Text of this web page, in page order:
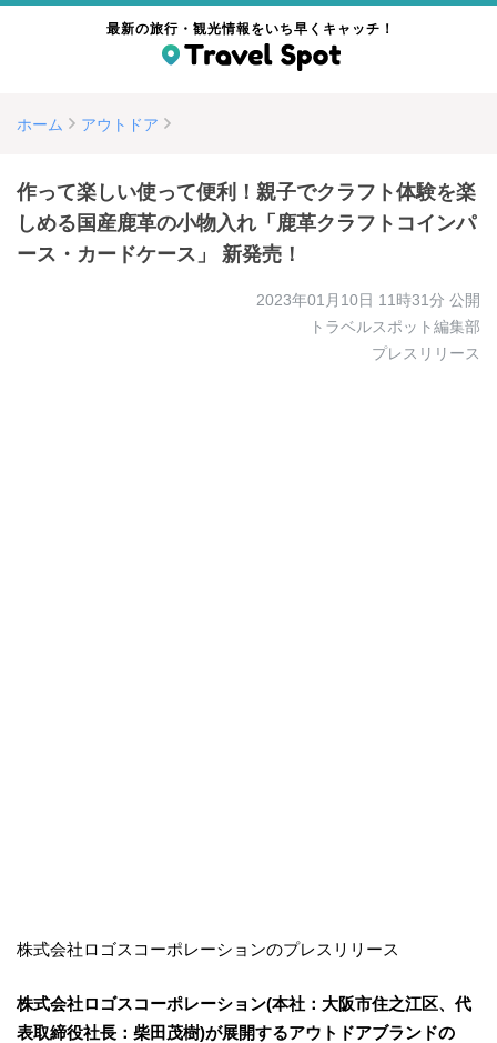
最新の旅行・観光情報をいち早くキャッチ！
ホーム アウトドア
作って楽しい使って便利！親子でクラフト体験を楽
しめる国産鹿革の小物入れ「鹿革クラフトコインパ
ース・カードケース」 新発売！
2023年01月10日 11時31分 公開
トラベルスポット編集部
プレスリリース
株式会社ロゴスコーポレーションのプレスリリース
株式会社ロゴスコーポレーション(本社：大阪市住之江区、代
表取締役社長：柴田茂樹)が展開するアウトドアブランドの